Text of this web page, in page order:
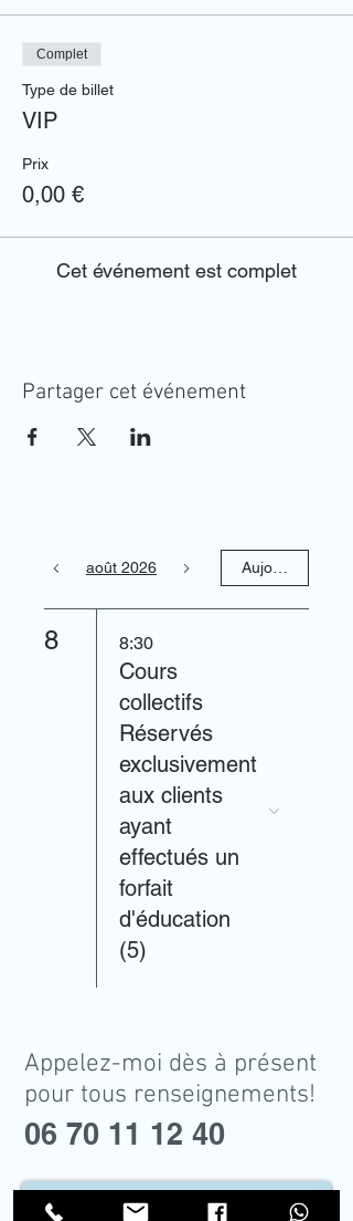
Complet
Type de billet
VIP
Prix
0,00 €
Cet événement est complet
Partager cet événement
août 2026 Aujourd'hui
8 8:30
Cours
collectifs
Réservés
exclusivement
aux clients
ayant
effectués un
forfait
d'éducation
(5)
Appelez-moi dès à présent
pour tous renseignements!
06 70 11 12 40